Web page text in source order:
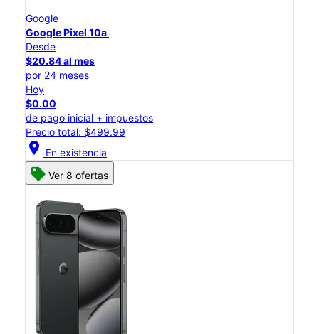
Google
Google Pixel 10a
Desde
$20.84 al mes
por 24 meses
Hoy
$0.00
de pago inicial + impuestos
Precio total: $499.99
location_on En existencia
Ver 8 ofertas